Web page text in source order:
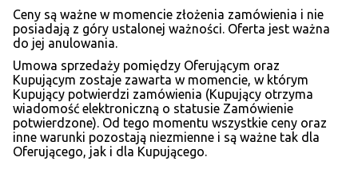
Ceny są ważne w momencie złożenia zamówienia i nie
posiadają z góry ustalonej ważności. Oferta jest ważna
do jej anulowania.
Umowa sprzedaży pomiędzy Oferującym oraz
Kupującym zostaje zawarta w momencie, w którym
Kupujący potwierdzi zamówienia (Kupujący otrzyma
wiadomość elektroniczną o statusie Zamówienie
potwierdzone). Od tego momentu wszystkie ceny oraz
inne warunki pozostają niezmienne i są ważne tak dla
Oferującego, jak i dla Kupującego.